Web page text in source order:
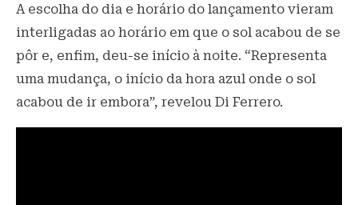
A escolha do dia e horário do lançamento vieram
interligadas ao horário em que o sol acabou de se
pôr e, enfim, deu-se início à noite. “Representa
uma mudança, o início da hora azul onde o sol
acabou de ir embora”, revelou Di Ferrero.